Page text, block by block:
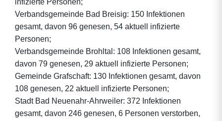
infizierte Personen;
Verbandsgemeinde Bad Breisig: 150 Infektionen
gesamt, davon 96 genesen, 54 aktuell infizierte
Personen;
Verbandsgemeinde Brohltal: 108 Infektionen gesamt,
davon 79 genesen, 29 aktuell infizierte Personen;
Gemeinde Grafschaft: 130 Infektionen gesamt, davon
108 genesen, 22 aktuell infizierte Personen;
Stadt Bad Neuenahr-Ahrweiler: 372 Infektionen
gesamt, davon 246 genesen, 6 Personen verstorben,